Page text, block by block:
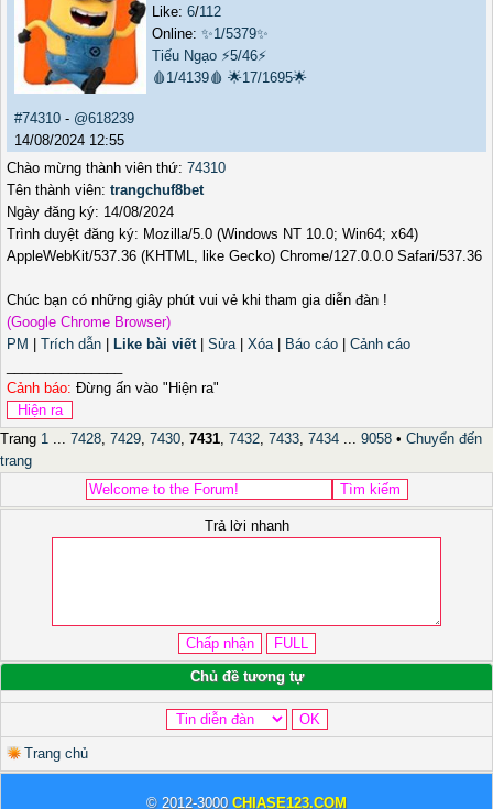
Like: 6/112
Online: ✨1/5379✨
Tiếu Ngạo ⚡5/46⚡
🩸1/4139🩸 🌟17/1695🌟
#74310 - @618239
14/08/2024 12:55
Chào mừng thành viên thứ: 74310
Tên thành viên: trangchuf8bet
Ngày đăng ký: 14/08/2024
Trình duyệt đăng ký: Mozilla/5.0 (Windows NT 10.0; Win64; x64)
AppleWebKit/537.36 (KHTML, like Gecko) Chrome/127.0.0.0 Safari/537.36
Chúc bạn có những giây phút vui vẻ khi tham gia diễn đàn !
(Google Chrome Browser)
PM
Trích dẫn Like bài viết| Sửa| Xóa| Báo cáo
Cảnh cáo
Cảnh báo: Đừng ấn vào "Hiện ra"
Trang 1 ... 7428, 7429, 7430, 7431, 7432, 7433, 7434 ... 9058 • Chuyển đến
trang
Trả lời nhanh
Chủ đề tương tự
Trang chủ
© 2012-3000 CHIASE123.COM